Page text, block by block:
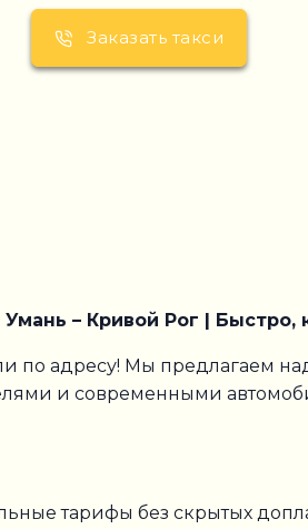
Заказать такси
– Кривой Рог | Быстро,
по адресу! Мы предлагаем
и современными
тарифы без скрытых